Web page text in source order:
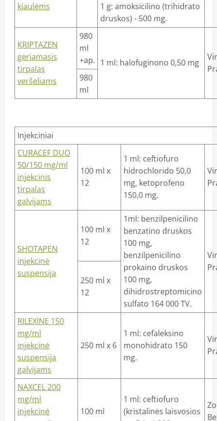
kiaulėms
1 g: amoksicilino (trihidrato
druskos) - 500 mg.
KRIPTAZEN
geriamasis
tirpalas
veršeliams
980
ml
+ap. 1 ml: halofuginono 0,50 mg
980
ml
Injekciniai
CURACEF DUO
50/150 mg/ml
injekcinis
tirpalas
galvijams
100 ml x
12
1 ml: ceftiofuro
hidrochlorido 50,0
mg, ketoprofeno
150,0 mg.
SHOTAPEN
injekcinė
suspensija
100 ml x
12
1ml: benzilpenicilino
benzatino druskos
100 mg,
benzilpenicilino
prokaino druskos
100 mg,
dihidrostreptomicino
sulfato 164 000 TV.
250 ml x
12
RILEXINE 150
mg/ml
injekcinė
suspensija
galvijams
250 ml x 6
1 ml: cefaleksino
monohidrato 150
mg.
NAXCEL 200
mg/ml
injekcinė
100 ml
1 ml: ceftiofuro
(kristalinės laisvosios